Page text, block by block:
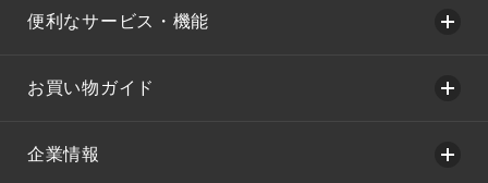
便利なサービス・機能
お買い物ガイド
企業情報